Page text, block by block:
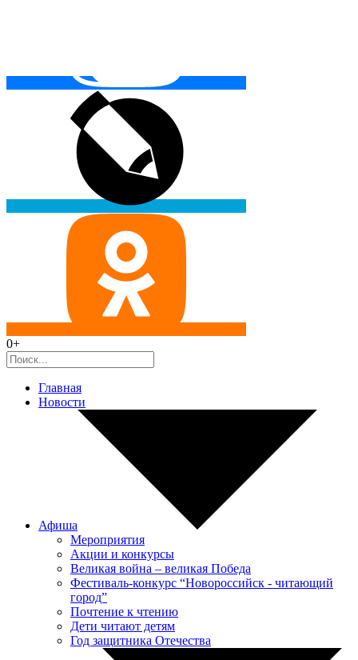
0+
Главная
Новости
Афиша
Мероприятия
Акции и конкурсы
Великая война – великая Победа
Фестиваль-конкурс “Новороссийск - читающий
город”
Почтение к чтению
Дети читают детям
Год защитника Отечества